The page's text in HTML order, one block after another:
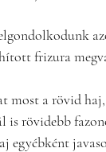
frizura
most a rövid
is rövidebb
egyébként